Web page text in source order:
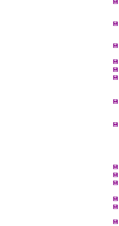
💾
💾
💾
💾
💾
💾
💾
💾
💾
💾
💾
💾
💾
💾